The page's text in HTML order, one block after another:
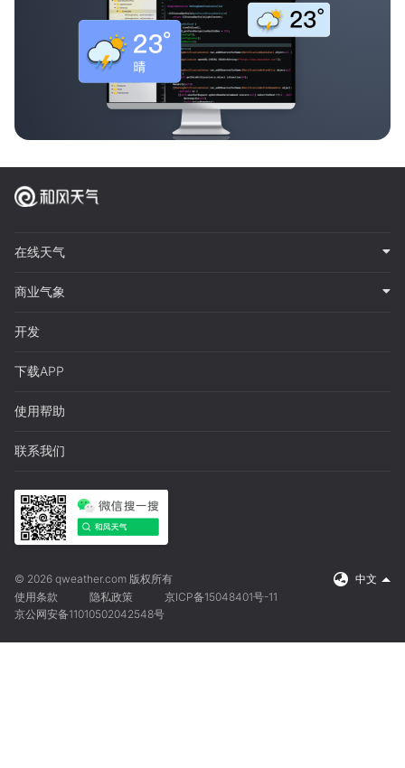
在线天气
商业气象
开发
下载APP
使用帮助
联系我们
© 2026 qweather.com 版权所有
中文
使用条款
隐私政策
京ICP备15048401号-11
京公网安备11010502042548号